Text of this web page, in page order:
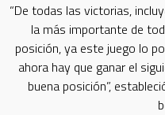
“De todas las victorias,
la más importante de
posición, ya este juego lo
ahora hay que ganar el
buena posición”,